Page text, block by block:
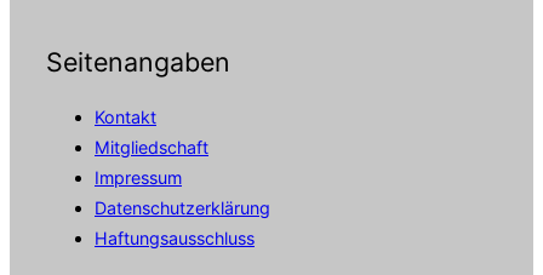
Seitenangaben
Kontakt
Mitgliedschaft
Impressum
Datenschutzerklärung
Haftungsausschluss